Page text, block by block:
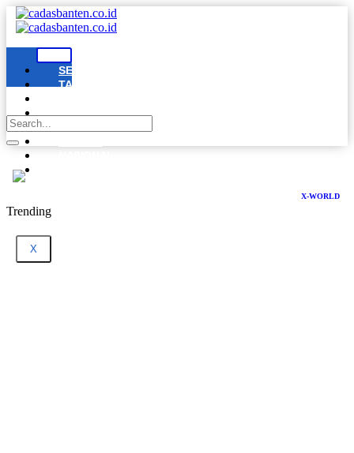
SERANG
TANGERANG
LEBAK
X
X-WORLD
Trending